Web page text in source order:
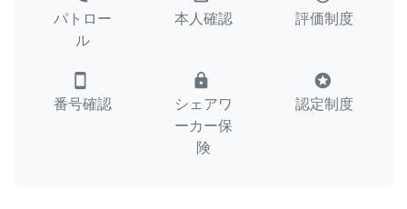
パトロー
ル
本人確認 評価制度
smartphone
番号確認
lock
シェアワ
ーカー保
険
stars
認定制度